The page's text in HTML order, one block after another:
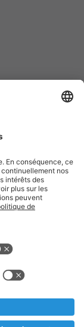
serions
et TVA incl.
a été adoptée